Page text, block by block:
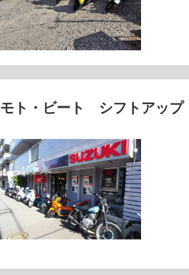
モト・ビート シフトアップ